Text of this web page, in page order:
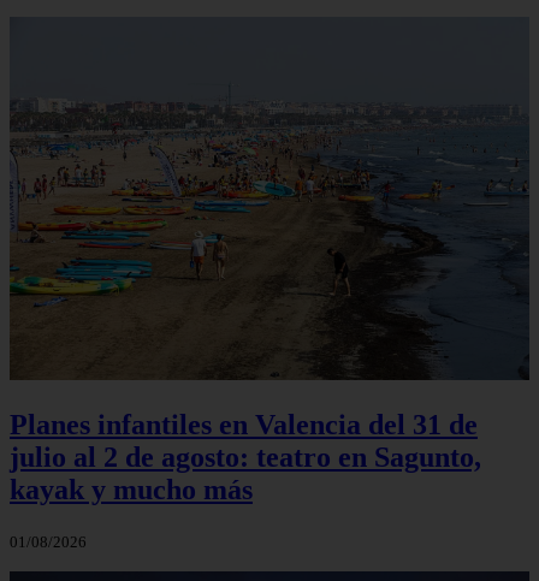
Planes infantiles en Valencia del 31 de
julio al 2 de agosto: teatro en Sagunto,
kayak y mucho más
01/08/2026